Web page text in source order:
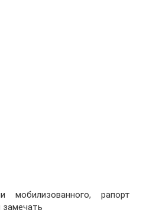
мобилизованного, рапорт
замечать